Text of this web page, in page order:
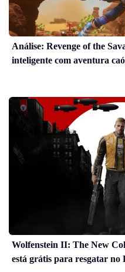
Análise: Revenge of the
inteligente com aventura
Wolfenstein II: The New
está grátis para resgatar no